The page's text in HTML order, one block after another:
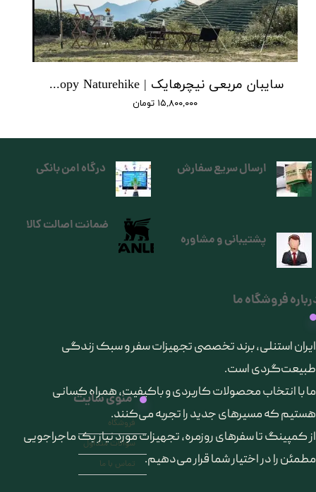
سایبان مربعی نیچرهایک | square canopy Naturehike
۱۵,۸۰۰,۰۰۰ تومان
ارسال سریع سفارش
فروشگاه ما
​ایران استنلی، برند تخصصی تجهیزات سفر و سبک زندگی
طبیعت‌گردی است.
ما با انتخاب محصولات کاربردی و باکیفیت، همراه کسانی
هستیم که مسیرهای جدید را تجربه می‌کنند.
از کمپینگ تا سفرهای روزمره، تجهیزات مورد نیاز یک ماجراجویی
مطمئن را در اختیار شما قرار می‌دهیم.
منوی سایت
فروشگاه
سوالات متداول
تماس با ما
درگاه امن بانکی
پشتیبانی و مشاوره
ضمانت اصالت کالا